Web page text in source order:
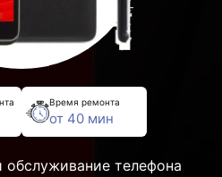
Время ремонта
от 40 мин
телефона